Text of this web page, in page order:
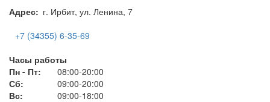
Адрес
г. Ирбит, ул. Ленина, 7
+7 (34355) 6-35-69
Часы работы
Пн - Пт:
08:00-20:00
Сб:
09:00-20:00
Вс:
09:00-18:00